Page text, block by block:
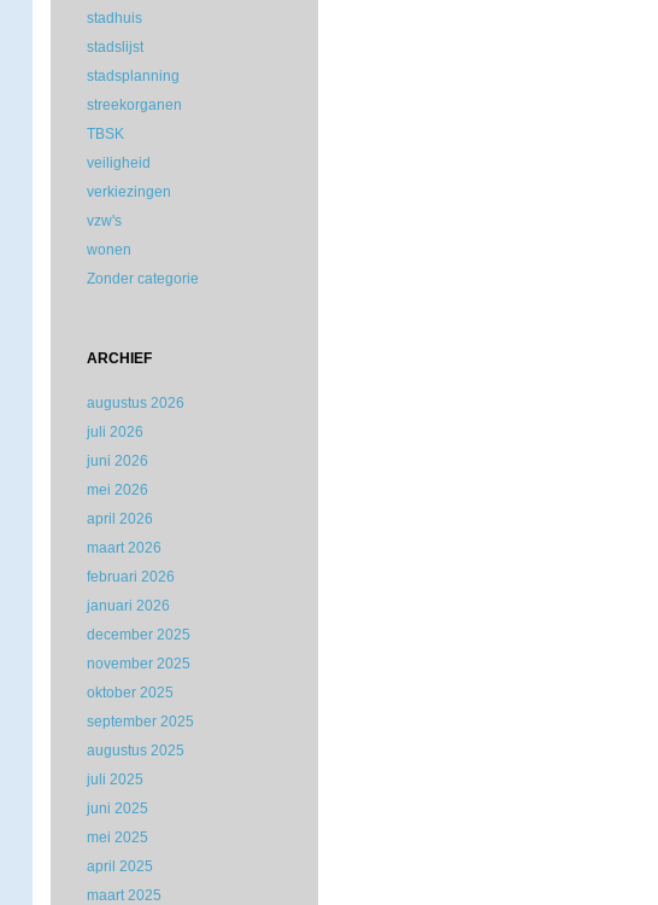
stadhuis
stadslijst
stadsplanning
streekorganen
TBSK
veiligheid
verkiezingen
vzw's
wonen
Zonder categorie
ARCHIEF
augustus 2026
juli 2026
juni 2026
mei 2026
april 2026
maart 2026
februari 2026
januari 2026
december 2025
november 2025
oktober 2025
september 2025
augustus 2025
juli 2025
juni 2025
mei 2025
april 2025
maart 2025